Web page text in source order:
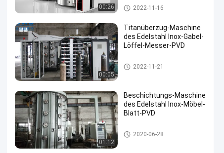
00:26
große Kapazitäts-
Edelstahl-Schirm-
Titannitridbeschichtungsmas
chine
2022-11-16
00:05
Titanüberzug-Maschine
des Edelstahl Inox-Gabel-
Löffel-Messer-PVD
Titannitridbeschichtungsmas
chine
2022-11-21
01:12
Beschichtungs-Maschine
des Edelstahl Inox-Möbel-
Blatt-PVD
Titannitridbeschichtungsmas
chine
2020-06-28